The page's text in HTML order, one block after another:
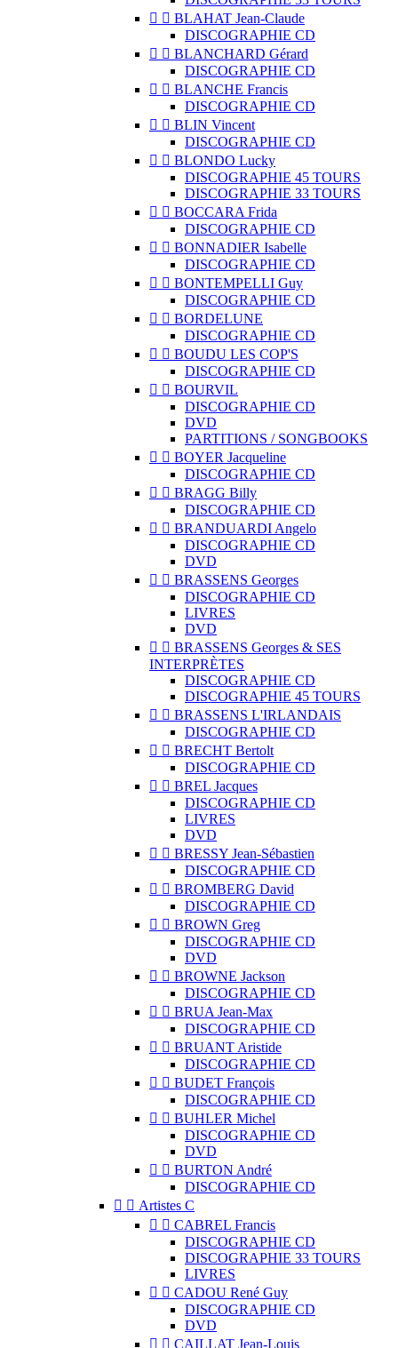
  BLAHAT Jean-Claude
DISCOGRAPHIE CD
  BLANCHARD Gérard
DISCOGRAPHIE CD
  BLANCHE Francis
DISCOGRAPHIE CD
  BLIN Vincent
DISCOGRAPHIE CD
  BLONDO Lucky
DISCOGRAPHIE 45 TOURS
DISCOGRAPHIE 33 TOURS
  BOCCARA Frida
DISCOGRAPHIE CD
  BONNADIER Isabelle
DISCOGRAPHIE CD
  BONTEMPELLI Guy
DISCOGRAPHIE CD
  BORDELUNE
DISCOGRAPHIE CD
  BOUDU LES COP'S
DISCOGRAPHIE CD
  BOURVIL
DISCOGRAPHIE CD
DVD
PARTITIONS / SONGBOOKS
  BOYER Jacqueline
DISCOGRAPHIE CD
  BRAGG Billy
DISCOGRAPHIE CD
  BRANDUARDI Angelo
DISCOGRAPHIE CD
DVD
  BRASSENS Georges
DISCOGRAPHIE CD
LIVRES
DVD
  BRASSENS Georges & SES
INTERPRÈTES
DISCOGRAPHIE CD
DISCOGRAPHIE 45 TOURS
  BRASSENS L'IRLANDAIS
DISCOGRAPHIE CD
  BRECHT Bertolt
DISCOGRAPHIE CD
  BREL Jacques
DISCOGRAPHIE CD
LIVRES
DVD
  BRESSY Jean-Sébastien
DISCOGRAPHIE CD
  BROMBERG David
DISCOGRAPHIE CD
  BROWN Greg
DISCOGRAPHIE CD
DVD
  BROWNE Jackson
DISCOGRAPHIE CD
  BRUA Jean-Max
DISCOGRAPHIE CD
  BRUANT Aristide
DISCOGRAPHIE CD
  BUDET François
DISCOGRAPHIE CD
  BUHLER Michel
DISCOGRAPHIE CD
DVD
  BURTON André
DISCOGRAPHIE CD
  Artistes C
  CABREL Francis
DISCOGRAPHIE CD
DISCOGRAPHIE 33 TOURS
LIVRES
  CADOU René Guy
DISCOGRAPHIE CD
DVD
  CAILLAT Jean-Louis